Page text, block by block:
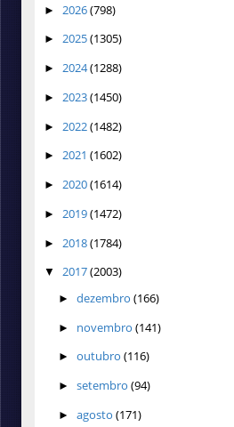
► 2026(798)
► 2025(1305)
► 2024(1288)
► 2023(1450)
► 2022(1482)
► 2021 (1602)
► 2020(1614)
► 2019(1472)
► 2018(1784)
▼ 2017(2003)
► dezembro (166)
► novembro (141)
► outubro (116)
► setembro (94)
► agosto (171)